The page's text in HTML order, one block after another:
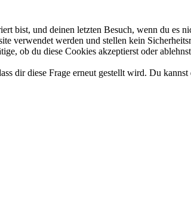
bist, und deinen letzten Besuch, wenn du es
verwendet werden und stellen kein
ob du diese Cookies akzeptierst oder
dir diese Frage erneut gestellt wird. Du